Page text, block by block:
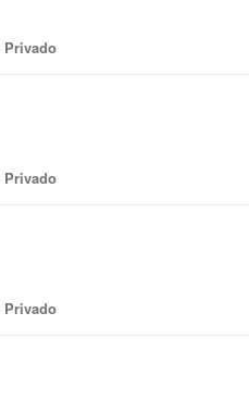
Privado
Privado
Privado